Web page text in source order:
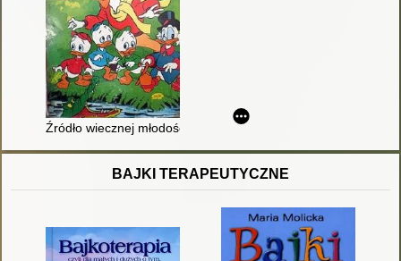
Źródło wiecznej młodości
BAJKI TERAPEUTYCZNE